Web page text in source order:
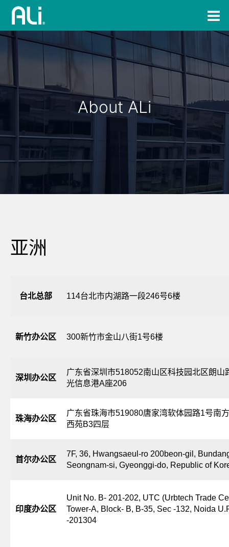
About ALi
亚洲
台北总部 114台北市内湖路一段246号6楼
新竹办公区 300新竹市金山八街1号6楼
深圳办公区
广东省深圳市518052南山区科技园北区朗山
光信息港A座206
珠海办公区
广东省珠海市519080唐家湾软体园路1号南
西苑B3四层
首尔办公区
7F, 36, Hwangsaeul-ro 200beon-gil,
Seongnam-si, Gyeonggi-do, Republic of
印度办公区
Unit No. B- 201-202, UTC (Urbtech Trade
Tower-A, Block- B, B-35, Sec -132, Noida
-201304